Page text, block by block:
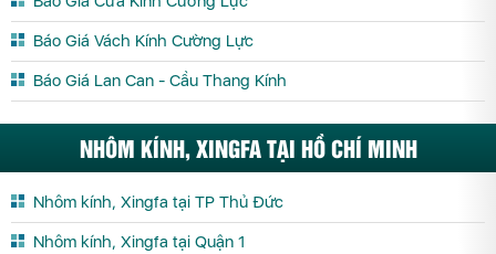
Báo Giá Vách Kính Cường Lực
Báo Giá Lan Can - Cầu Thang Kính
NHÔM KÍNH, XINGFA TẠI HỒ CHÍ MINH
Nhôm kính, Xingfa tại TP Thủ Đức
Nhôm kính, Xingfa tại Quận 1